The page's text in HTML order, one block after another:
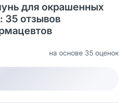
для окрашенных
35 отзывов
на основе 35 оценок